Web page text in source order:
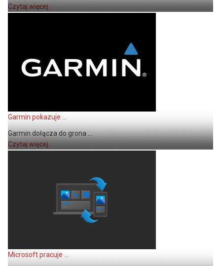
Czytaj więcej
Garmin pokazuje ...
Garmin dołącza do grona ...
Czytaj więcej
Microsoft pracuje ...